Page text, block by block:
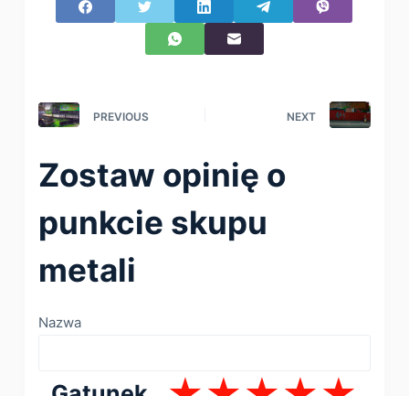
PREVIOUS NEXT
Zostaw opinię o
punkcie skupu
metali
Nazwa